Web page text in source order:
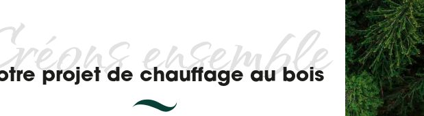
ensemble
projet de chauffage au bois